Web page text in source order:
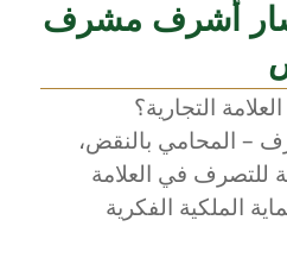
الإيجار
الصادر
من
أحد
الشركاء؟”
أشرف مشرف
التجارية؟
– المحامي بالنقض،
للتصرف في العلامة
الملكية الفكرية